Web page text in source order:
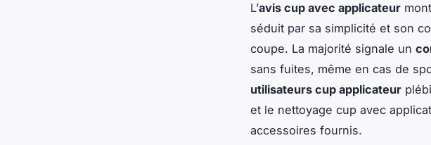
L’avis cup avec applicateur
séduit par sa simplicité et son
coupe. La majorité signale un
sans fuites, même en cas de
utilisateurs cup applicateur
et le nettoyage cup avec
accessoires fournis.